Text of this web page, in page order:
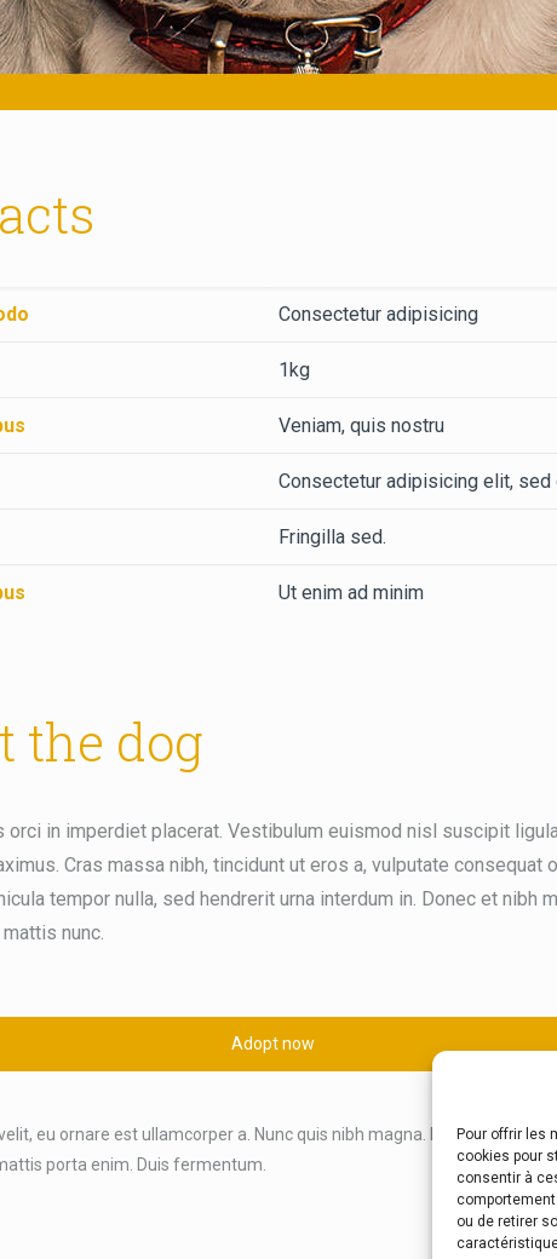
Pour offrir les
cookies pour
consentir à
ou de retirer
Consectetur adipisicing
1kg
Veniam, quis nostru
Consectetur adipisicing elit, sed
Fringilla sed.
Ut enim ad minim
the dog
orci in imperdiet placerat. Vestibulum euismod nisl suscipit
Cras massa nibh, tincidunt ut eros a, vulputate consequat
tempor nulla, sed hendrerit urna interdum in. Donec et nibh
nunc.
Adopt now
eu ornare est ullamcorper a. Nunc quis nibh magna. Proin risus erat,
porta enim. Duis fermentum.